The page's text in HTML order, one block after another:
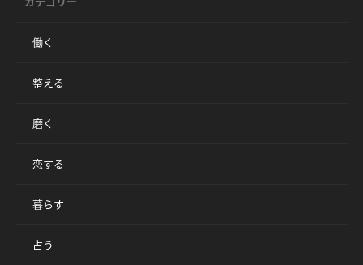
働く
整える
磨く
恋する
暮らす
占う